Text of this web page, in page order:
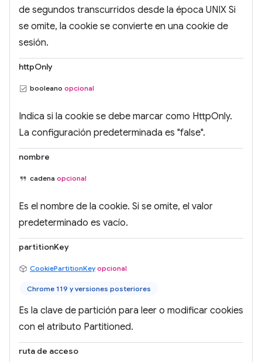
de segundos transcurridos desde la época UNIX Si
se omite, la cookie se convierte en una cookie de
sesión.
httpOnly
booleano opcional
Indica si la cookie se debe marcar como HttpOnly.
La configuración predeterminada es "false".
nombre
cadena opcional
Es el nombre de la cookie. Si se omite, el valor
predeterminado es vacío.
partitionKey
CookiePartitionKey opcional
Chrome 119 y versiones posteriores
Es la clave de partición para leer o modificar cookies
con el atributo Partitioned.
ruta de acceso